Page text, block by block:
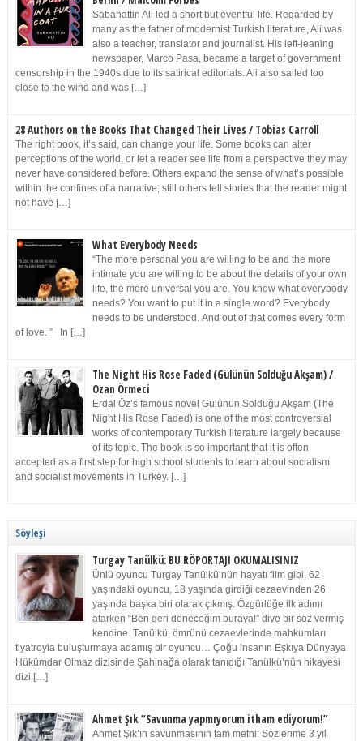
Sabahattin Ali led a short but eventful life. Regarded by
many as the father of modernist Turkish literature, Ali was
also a teacher, translator and journalist. His left-leaning
newspaper, Marco Pasa, became a target of government
censorship in the 1940s due to its satirical editorials. Ali also sailed too
close to the wind and was […]
28 Authors on the Books That Changed Their Lives / Tobias Carroll
The right book, it’s said, can change your life. Some books can alter
perceptions of the world, or let a reader see life from a perspective they may
never have considered before. Others expand the sense of what’s possible
within the confines of a narrative; still others tell stories that the reader might
not have […]
What Everybody Needs
“The more personal you are willing to be and the more
intimate you are willing to be about the details of your own
life, the more universal you are. You know what everybody
needs? You want to put it in a single word? Everybody
needs to be understood. And out of that comes every form
of love. ” In […]
The Night His Rose Faded (Gülünün Solduğu Akşam) /
Ozan Örmeci
Erdal Öz’s famous novel Gülünün Solduğu Akşam (The
Night His Rose Faded) is one of the most controversial
works of contemporary Turkish literature largely because
of its topic. The book is so important that it is often
accepted as a first step for high school students to learn about socialism
and socialist movements in Turkey. […]
Söyleşi
Turgay Tanülkü: BU RÖPORTAJI OKUMALISINIZ
Ünlü oyuncu Turgay Tanülkü’nün hayatı film gibi. 62
yaşındaki oyuncu, 18 yaşında girdiği cezaevinden 26
yaşında başka biri olarak çıkmış. Özgürlüğe ilk adımı
atarken “Ben geri döneceğim buraya!” diye bir söz vermiş
kendine. Tanülkü, ömrünü cezaevlerinde mahkumları
tiyatroyla buluşturmaya adamış bir oyuncu… Çoğu insanın Eşkıya Dünyaya
Hükümdar Olmaz dizisinde Şahinağa olarak tanıdığı Tanülkü’nün hikayesi
dizi […]
Ahmet Şık “Savunma yapmıyorum itham ediyorum!”
Ahmet Şık’ın savunmasının tam metni: Sözlerime 3 yıl